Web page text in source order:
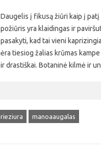
Daugelis į fikusą žiūri kaip į
požiūris yra klaidingas ir
pasakyti, kad tai vieni
tiesiog žalias krūmas
drastiškai. Botaninė kilmė ir
manoaaugalas